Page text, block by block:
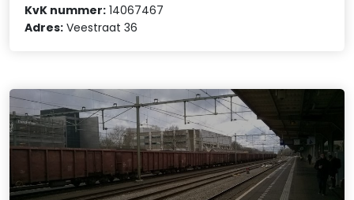
KvK nummer: 14067467
Adres: Veestraat 36